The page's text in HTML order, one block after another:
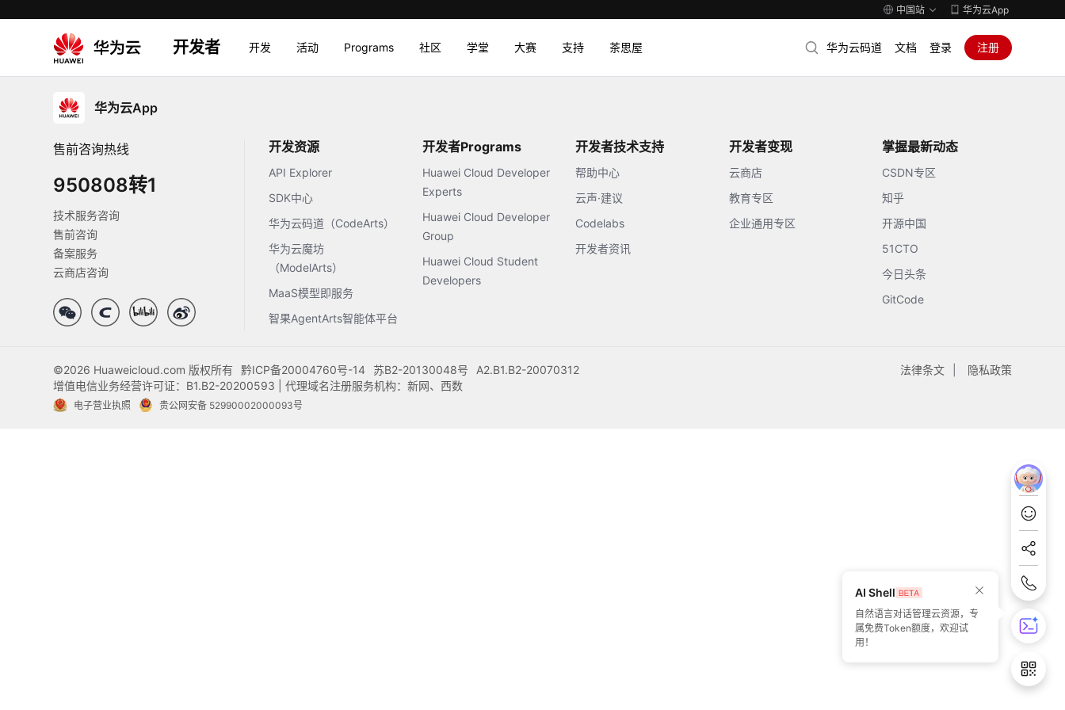
中国站 华为云App
开发者 开发 活动 Programs 社区 学堂 大赛 支持 茶思屋 华为云码道 文档 登录 注册
华为云App
售前咨询热线
950808转1
技术服务咨询
售前咨询
备案服务
云商店咨询
开发资源
API Explorer
SDK中心
华为云码道（CodeArts）
华为云魔坊
（ModelArts）
MaaS模型即服务
智果AgentArts智能体平台
开发者Programs
Huawei Cloud Developer
Experts
Huawei Cloud Developer
Group
Huawei Cloud Student
Developers
开发者技术支持
帮助中心
云声·建议
Codelabs
开发者资讯
开发者变现
云商店
教育专区
企业通用专区
掌握最新动态
CSDN专区
知乎
开源中国
51CTO
今日头条
GitCode
法律条文 隐私政策
©2026 Huaweicloud.com 版权所有 黔ICP备20004760号-14 苏B2-20130048号
A2.B1.B2-20070312
增值电信业务经营许可证：B1.B2-20200593 | 代理域名注册服务机构：新网、西数
电子营业执照 贵公网安备 52990002000093号
AI Shell
自然语言对话管理云资源，专
属免费Token额度，欢迎试
用！